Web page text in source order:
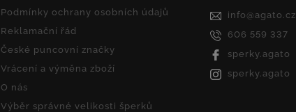
Podmínky ochrany osobních údajů
Reklamační řád
České puncovní značky
Vrácení a výměna zboží
O nás
Výběr správné velikosti šperků
info @agato.cz
606 559 337
sperky.agato
sperky.agato